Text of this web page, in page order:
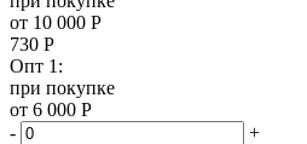
от 10 000 Р
730 Р
Опт 1:
при покупке
от 6 000 Р
-
+